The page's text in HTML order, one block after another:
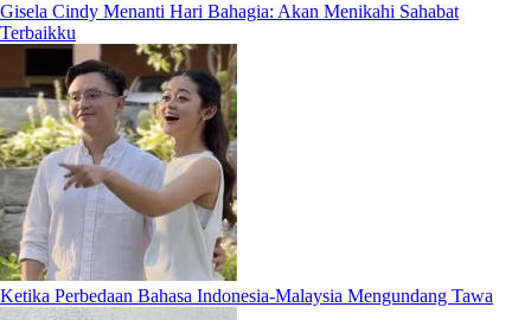
Gisela Cindy Menanti Hari Bahagia: Akan Menikahi Sahabat
Terbaikku
Ketika Perbedaan Bahasa Indonesia-Malaysia Mengundang Tawa